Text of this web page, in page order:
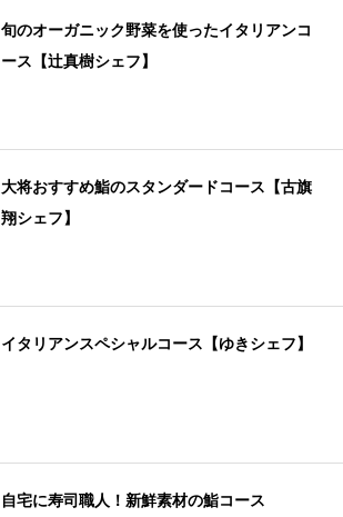
旬のオーガニック野菜を使ったイタリアンコ
ース【辻真樹シェフ】
大将おすすめ鮨のスタンダードコース【古旗
翔シェフ】
イタリアンスペシャルコース【ゆきシェフ】
自宅に寿司職人！新鮮素材の鮨コース